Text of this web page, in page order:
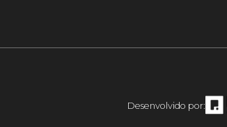
Desenvolvido por: